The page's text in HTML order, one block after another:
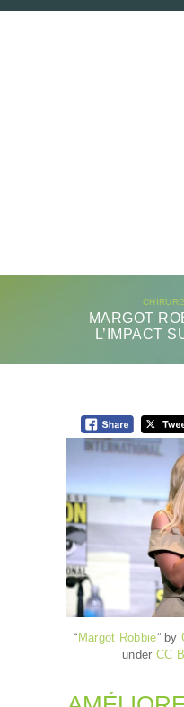
MARGOT
L’IMPACT
“ Margot Robbie” by
under CC